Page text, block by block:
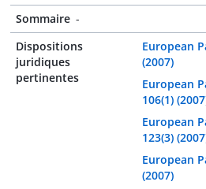
Sommaire -
Dispositions
juridiques
pertinentes
European
(2007)
European
106(1)
European
123(3)
European
(2007)